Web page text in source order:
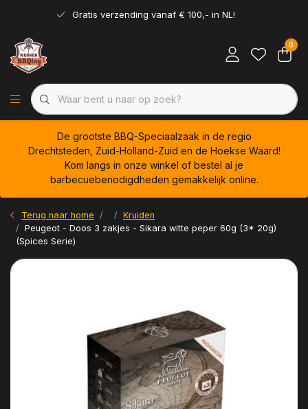
Gratis verzending vanaf € 100,- in NL!
0
De grootste BBQ-Speciaalzaak in de regio
Drechtsteden, Zuid-Holland-Zuid en de Hoekse Waard!
Kom langs in onze winkel of bestel al je
barbecuebenodigdheden gemakkelijk online.
Terug naar home
Kruiden
Peugeot - Doos 3 zakjes - Sikara witte peper 60g (3* 20g)
(Spices Serie)